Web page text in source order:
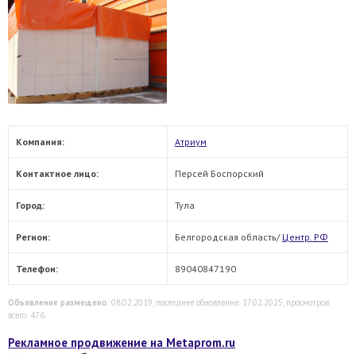
Компания: Атриум
Контактное лицо: Персей Боспорский
Город: Тула
Регион: Белгородская область/ Центр. РФ
Телефон: 89040847190
Объявление размещено: 08.02.2019, последнее обновление: 17.02.2025, просмотров
всего: 476.
Рекламное продвижение на Metaprom.ru